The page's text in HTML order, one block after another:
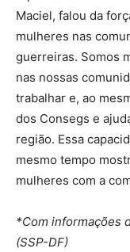
Maciel, falou da
mulheres nas
guerreiras. Somos
nas nossas
trabalhar e, ao
dos Consegs e
região. Essa
mesmo tempo
mulheres com a
*Com informações
(SSP-DF)